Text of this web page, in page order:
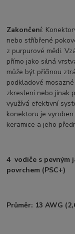
Zakončení:
nebo stříbřené
z purpurové mědi.
přímo jako silná
může být příčinou
podkladové
zkreslení nebo jinak
využívá efektivní
konektoru je
keramice a jeho
4 vodiče s pevným
povrchem (PSC+)
Průměr: 13 AWG